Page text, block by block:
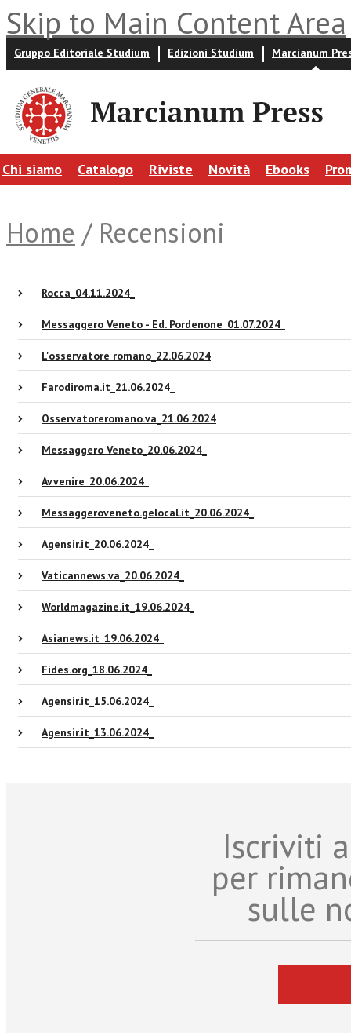
Skip to Main Content Area
Gruppo Editoriale Studium Edizioni Studium Marcianum
Chi siamo Catalogo Riviste Novità Ebooks
Home / Recensioni
Rocca_04.11.2024_
Messaggero Veneto - Ed. Pordenone_01.07.2024_
L'osservatore romano_22.06.2024
Farodiroma.it_21.06.2024_
Osservatoreromano.va_21.06.2024
Messaggero Veneto_20.06.2024_
Avvenire_20.06.2024_
Messaggeroveneto.gelocal.it_20.06.2024_
Agensir.it_20.06.2024_
Vaticannews.va_20.06.2024_
Worldmagazine.it_19.06.2024_
Asianews.it_19.06.2024_
Fides.org_18.06.2024_
Agensir.it_15.06.2024_
Agensir.it_13.06.2024_
Iscriviti
per
sulle